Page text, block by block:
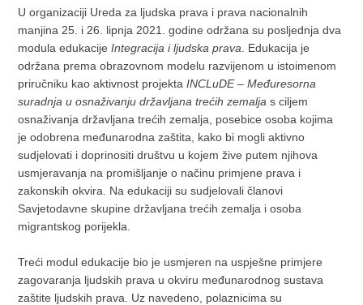
U organizaciji Ureda za ljudska prava i prava nacionalnih
manjina 25. i 26. lipnja 2021. godine održana su posljednja dva
modula edukacijeIntegracija i ljudska prava . Edukacija je
održana prema obrazovnom modelu razvijenom u istoimenom
priručniku kao aktivnost projektaINCLuDE – Međuresorna
suradnja u osnaživanju državljana trećih zemalja s ciljem
osnaživanja državljana trećih zemalja, posebice osoba kojima
je odobrena međunarodna zaštita, kako bi mogli aktivno
sudjelovati i doprinositi društvu u kojem žive putem njihova
usmjeravanja na promišljanje o načinu primjene prava i
zakonskih okvira. Na edukaciji su sudjelovali članovi
Savjetodavne skupine državljana trećih zemalja i osoba
migrantskog porijekla.
Treći modul edukacije bio je usmjeren na uspješne primjere
zagovaranja ljudskih prava u okviru međunarodnog sustava
zaštite ljudskih prava. Uz navedeno, polaznicima su